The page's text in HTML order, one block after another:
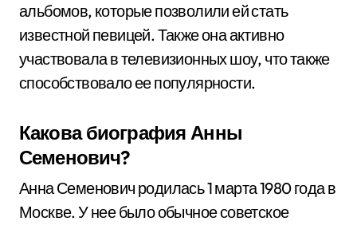
альбомов, которые позволили ей стать
известной певицей. Также она активно
участвовала в телевизионных шоу, что также
способствовало ее популярности.
Какова биография Анны
Семенович?
Анна Семенович родилась 1 марта 1980 года в
Москве. У нее было обычное советское